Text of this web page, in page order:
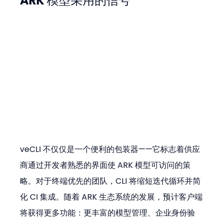
veCLI 不仅仅是一个便利的包装器——它标志着供应
商通过开发者熟悉的界面使 ARK 模型可访问的策
略。对于终端优先的团队，CLI 将缩短迭代循环并简
化 CI 集成。随着 ARK 生态系统的发展，预计客户端
将获得更多功能：更丰富的模型管理、企业身份验